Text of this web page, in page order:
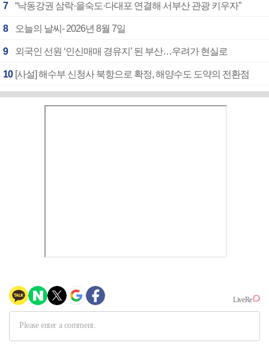
7 “낙동강권 삼락·을숙도·다대포 연결해 서부산 관광 키우자”
8 오늘의 날씨- 2026년 8월 7일
9 외국인 선원 ‘인신매매 경유지’ 된 부산…우려가 현실로
10 [사설] 해수부 신청사 북항으로 확정, 해양수도 도약의 전환점